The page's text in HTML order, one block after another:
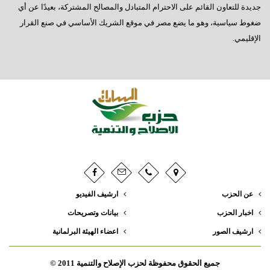
جديدة للتعاون القائم على الاحترام المتبادل والمصالح المشتركة، بعيدًا عن أي
ضغوط سياسية، وهو ما يضع مصر في موقع الشريك الأساسي في صنع القرار
الإقليمي.
عن الحزب
اخبار الحزب
ارشيف الصور
ارشيف الفيديو
بيانات وتصريحات
اعضاء الهيئة البرلمانية
جميع الحقوق محفوظة لحزب الإصلاح والتنمية 2011 ©